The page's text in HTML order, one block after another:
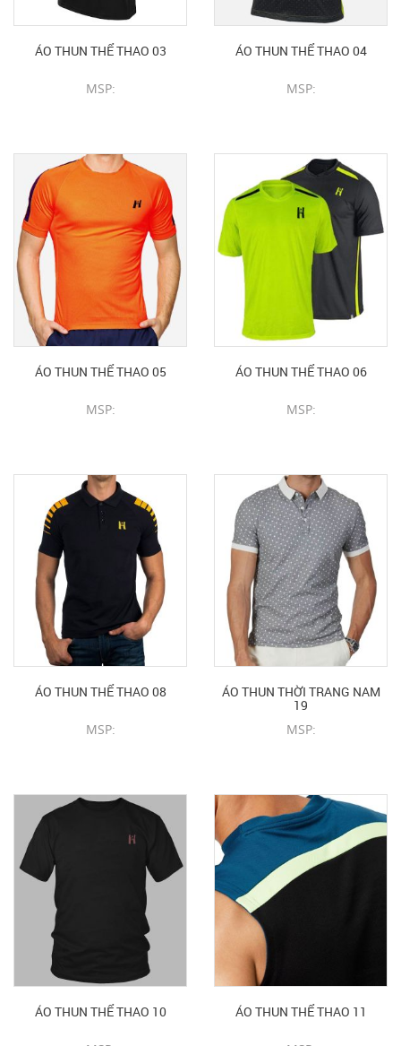
ÁO THUN THỂ THAO 03
MSP:
ÁO THUN THỂ THAO 04
MSP:
ÁO THUN THỂ THAO 05
MSP:
ÁO THUN THỂ THAO 06
MSP:
ÁO THUN THỂ THAO 08
MSP:
ÁO THUN THỜI TRANG NAM
19
MSP:
ÁO THUN THỂ THAO 10 ÁO THUN THỂ THAO 11